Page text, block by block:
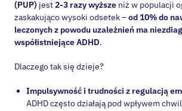
zaskakująco wysoki odsetek –od 10% do
leczonych z powodu uzależnień ma
współistniejące ADHD.
ADHD często działają pod wpływem
zarządzaniem silnymi emocjami.